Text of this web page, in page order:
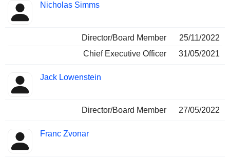
Nicholas Simms
Director/Board Member
25/11/2022
Chief Executive Officer
31/05/2021
Jack Lowenstein
Director/Board Member 27/05/2022
Franc Zvonar